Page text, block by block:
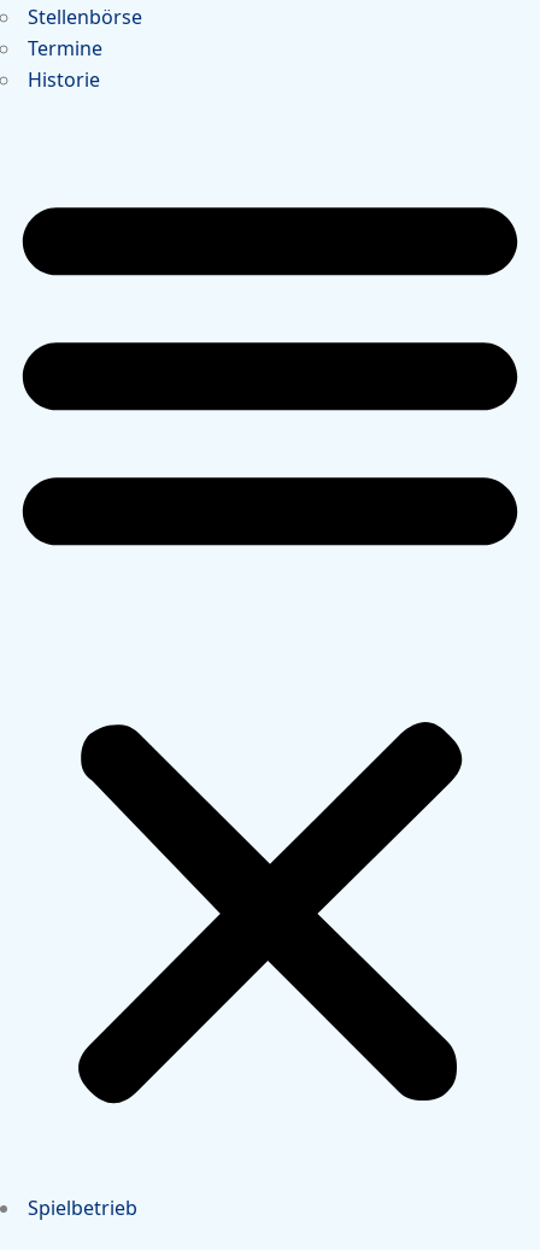
Stellenbörse
Termine
Historie
Spielbetrieb